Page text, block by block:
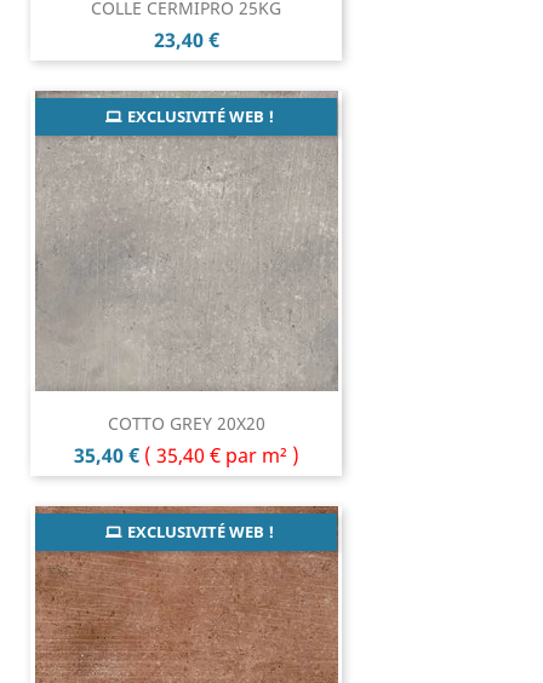
COLLE CERMIPRO 25KG
Prix
23,40 €
COTTO GREY 20X20
Prix
35,40 € ( 35,40 € par m² )
EXCLUSIVITÉ WEB !
EXCLUSIVITÉ WEB !